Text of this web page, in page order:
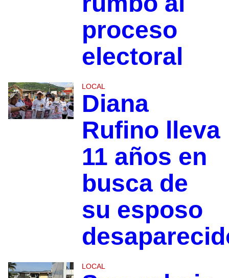
proceso
electoral
LOCAL
Diana
Rufino lleva
11 años en
busca de
su esposo
LOCAL